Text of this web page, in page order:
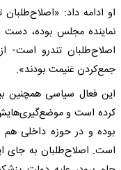
او ادامه داد:
نماینده مجلس بوده، دست
اصلاح‌طلبان تندرو است-
جمع‌کردن غنیمت بودند».
این فعال سیاسی همچنین
کرده است و
بوده و در حوزه داخلی
است. اصلاح‌طلبان به جای